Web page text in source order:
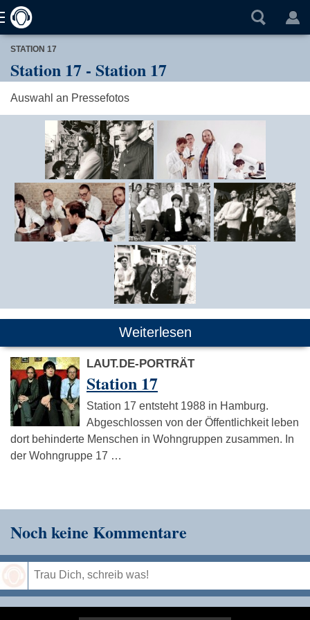
STATION 17
Station 17 - Station 17
Auswahl an Pressefotos
Weiterlesen
LAUT.DE-PORTRÄT
Station 17
Station 17 entsteht 1988 in Hamburg.
Abgeschlossen von der Öffentlichkeit leben
dort behinderte Menschen in Wohngruppen zusammen. In
der Wohngruppe 17 …
Noch keine Kommentare